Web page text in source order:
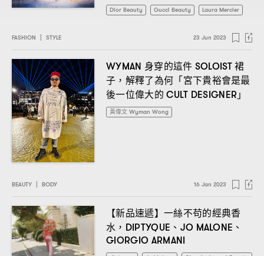
Dior Beauty Gucci Beauty Laura Mercier
FASHION STYLE 23 Jun 2023
WYMAN 身穿的這件 SOLOIST裙
子 ， 解釋了為何「宮下貴裕會是最
後一位偉大的 CULT DESIGNER」
黃偉文 Wyman Wong
BEAUTY BODY 16 Jan 2023
【新品速遞】一絲不苟的經典香
水 ，DIPTYQUE 、 JO MALONE 、
GIORGIO ARMANI